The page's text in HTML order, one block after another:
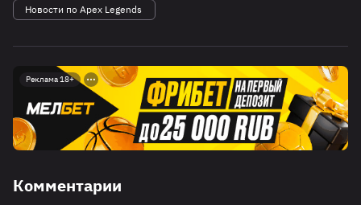
Новости по Apex Legends
Реклама 18+
Комментарии